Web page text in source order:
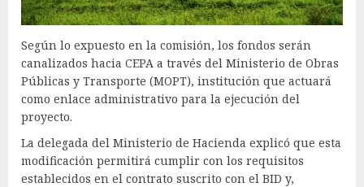
Según lo expuesto en la comisión, los fondos serán
canalizados hacia CEPA a través del Ministerio de Obras
Públicas y Transporte (MOPT), institución que actuará
como enlace administrativo para la ejecución del
proyecto.
La delegada del Ministerio de Hacienda explicó que esta
modificación permitirá cumplir con los requisitos
establecidos en el contrato suscrito con el BID y,